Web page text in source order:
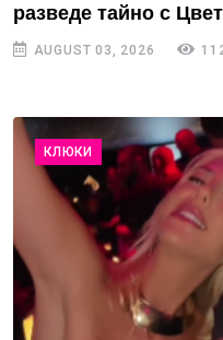
разведе тайно с
AUGUST 03, 2026
КЛЮКИ